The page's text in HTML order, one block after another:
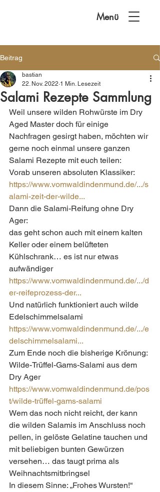
Menü
Beitrag
Salami Rezepte Sammlung
bastian
22. Nov. 2022 1 Min. Lesezeit
Weil unsere wilden Rohwürste im Dry
Aged Master doch für einige
Nachfragen gesirgt haben, möchten wir
gerne noch einmal unsere ganzen
Salami Rezepte mit euch teilen:
Vorab unseren absoluten Klassiker:
https://www.vomwaldindenmund.de/.../s
alami-zeit-der-wilde...
Dann die Salami-Reifung ohne Dry
Ager:
das geht schon auch mit einem kalten
Keller oder einem belüfteten
Kühlschrank… es ist nur etwas
aufwändiger
https://www.vomwaldindenmund.de/.../d
er-reifeprozess-der...
Und natürlich funktioniert auch wilde
Edelschimmelsalami
https://www.vomwaldindenmund.de/.../e
delschimmelsalami...
Zum Ende noch die bisherige Krönung:
Wilde-Trüffel-Gams-Salami aus dem
Dry Ager
https://www.vomwaldindenmund.de/pos
t/wilde-trüffel-gams-salami
Wem das noch nicht reicht, der kann
die wilden Salamis im Anschluss noch
pellen, in gelöste Gelatine tauchen und
mit beliebigen bunten Gewürzen
versehen… das taugt prima als
Weihnachtsmitbringsel
In diesem Sinne: „Frohes Wursten!“